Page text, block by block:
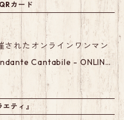
カード
されたオンラインワンマン
Cantabile - ONLINE
無期限で視聴可能なQRコー
ードタイプ 直筆サイン入り
にお名前を入れて欲しい
ティ』